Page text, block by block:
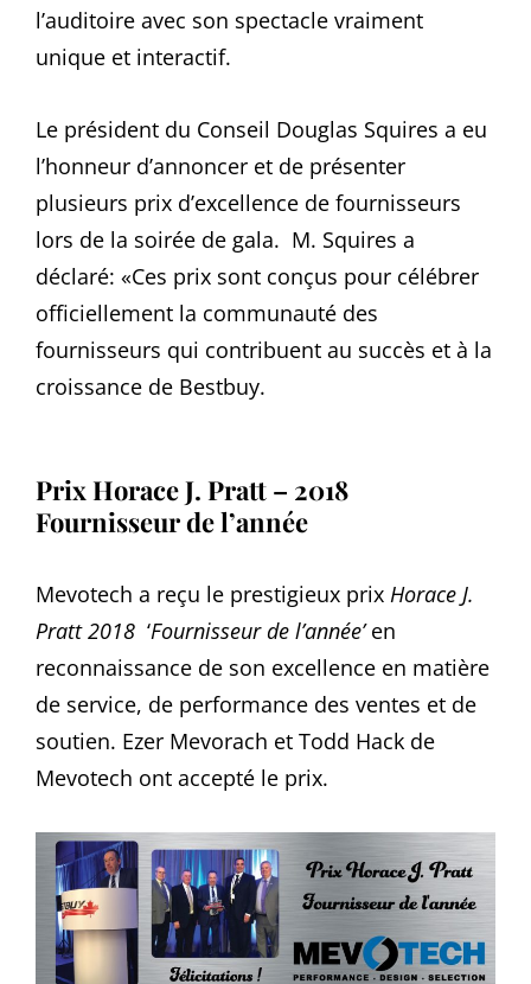
l’auditoire avec son spectacle vraiment
unique et interactif.
Le président du Conseil Douglas Squires a eu
l’honneur d’annoncer et de présenter
plusieurs prix d’excellence de fournisseurs
lors de la soirée de gala. M. Squires a
déclaré: «Ces prix sont conçus pour célébrer
officiellement la communauté des
fournisseurs qui contribuent au succès et à la
croissance de Bestbuy.
Prix Horace J. Pratt – 2018
Fournisseur de l’année
Mevotech a reçu le prestigieux prix Horace J.
Pratt 2018 ‘Fournisseur de l’année’en
reconnaissance de son excellence en matière
de service, de performance des ventes et de
soutien. Ezer Mevorach et Todd Hack de
Mevotech ont accepté le prix.